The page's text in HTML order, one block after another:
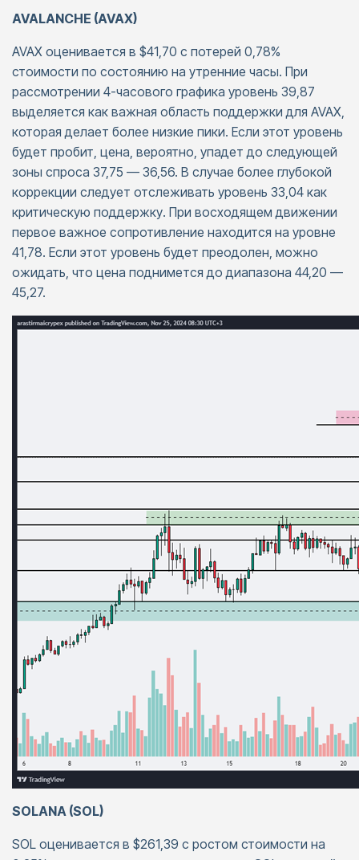
AVALANCHE (AVAX)
AVAX оценивается в $41,70 с потерей 0,78%
стоимости по состоянию на утренние часы. При
рассмотрении 4-часового графика уровень 39,87
выделяется как важная область поддержки для AVAX,
которая делает более низкие пики. Если этот уровень
будет пробит, цена, вероятно, упадет до следующей
зоны спроса 37,75 — 36,56. В случае более глубокой
коррекции следует отслеживать уровень 33,04 как
критическую поддержку. При восходящем движении
первое важное сопротивление находится на уровне
41,78. Если этот уровень будет преодолен, можно
ожидать, что цена поднимется до диапазона 44,20 —
45,27.
SOLANA (SOL)
SOL оценивается в $261,39 с ростом стоимости на